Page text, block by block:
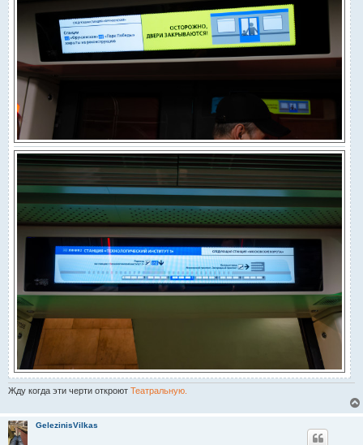
Жду когда эти черти откроют Театральную.
GelezinisVilkas